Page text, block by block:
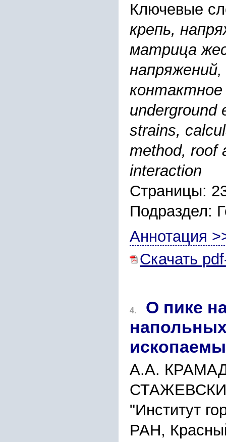
Ключевые
крепь,
матрица
контактное
underground
strains,
method, roof
interaction
Страницы:
Подраздел:
Аннотация
Скачать
4.
О пике
А.А.
"Институт
РАН,